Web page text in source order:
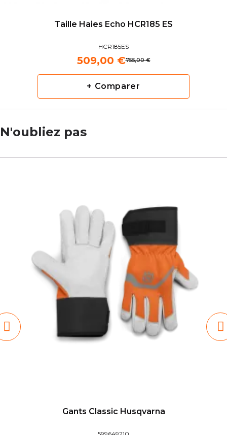
Taille Haies Echo HCR185 ES
HCR185ES
755,00 €
509,00 €
+ Comparer
N'oubliez pas
Gants Classic Husqvarna